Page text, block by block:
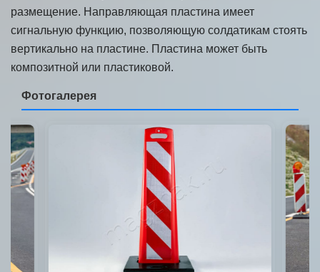
размещение. Направляющая пластина имеет
сигнальную функцию, позволяющую солдатикам стоять
вертикально на пластине. Пластина может быть
композитной или пластиковой.